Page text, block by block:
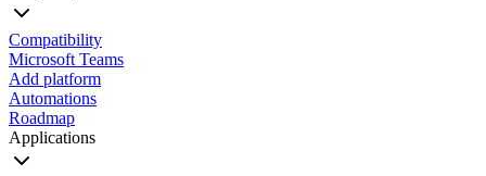
Compatibility
Microsoft Teams
Add platform
Automations
Roadmap
Applications